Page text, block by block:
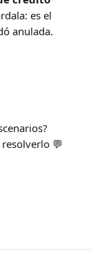
es el
anulada.
💬